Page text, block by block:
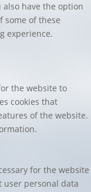
have the option
some of these
experience.
the website to
cookies that
of the website.
for the website
user personal data